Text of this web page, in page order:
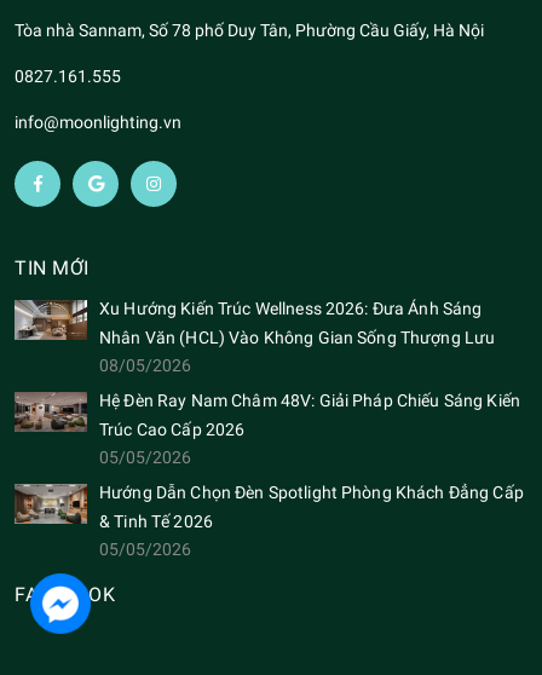
Tòa nhà Sannam, Số 78 phố Duy Tân, Phường Cầu Giấy, Hà Nội
0827.161.555
info@moonlighting.vn
TIN MỚI
Xu Hướng Kiến Trúc Wellness 2026: Đưa Ánh Sáng
Nhân Văn (HCL) Vào Không Gian Sống Thượng Lưu
08/05/2026
Hệ Đèn Ray Nam Châm 48V: Giải Pháp Chiếu Sáng Kiến
Trúc Cao Cấp 2026
05/05/2026
Hướng Dẫn Chọn Đèn Spotlight Phòng Khách Đẳng Cấp
& Tinh Tế 2026
05/05/2026
FACEBOOK